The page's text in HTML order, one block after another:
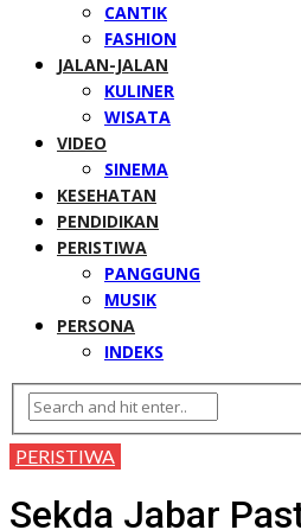
CANTIK
FASHION
JALAN-JALAN
KULINER
WISATA
VIDEO
SINEMA
KESEHATAN
PENDIDIKAN
PERISTIWA
PANGGUNG
MUSIK
PERSONA
INDEKS
PERISTIWA
Sekda Jabar